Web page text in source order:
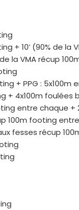
+ 10’ (90% de la
la VMA récup
+ PPG : 5x100m
+ 4x100m foulées
entre chaque +
100m footing
fesses récup